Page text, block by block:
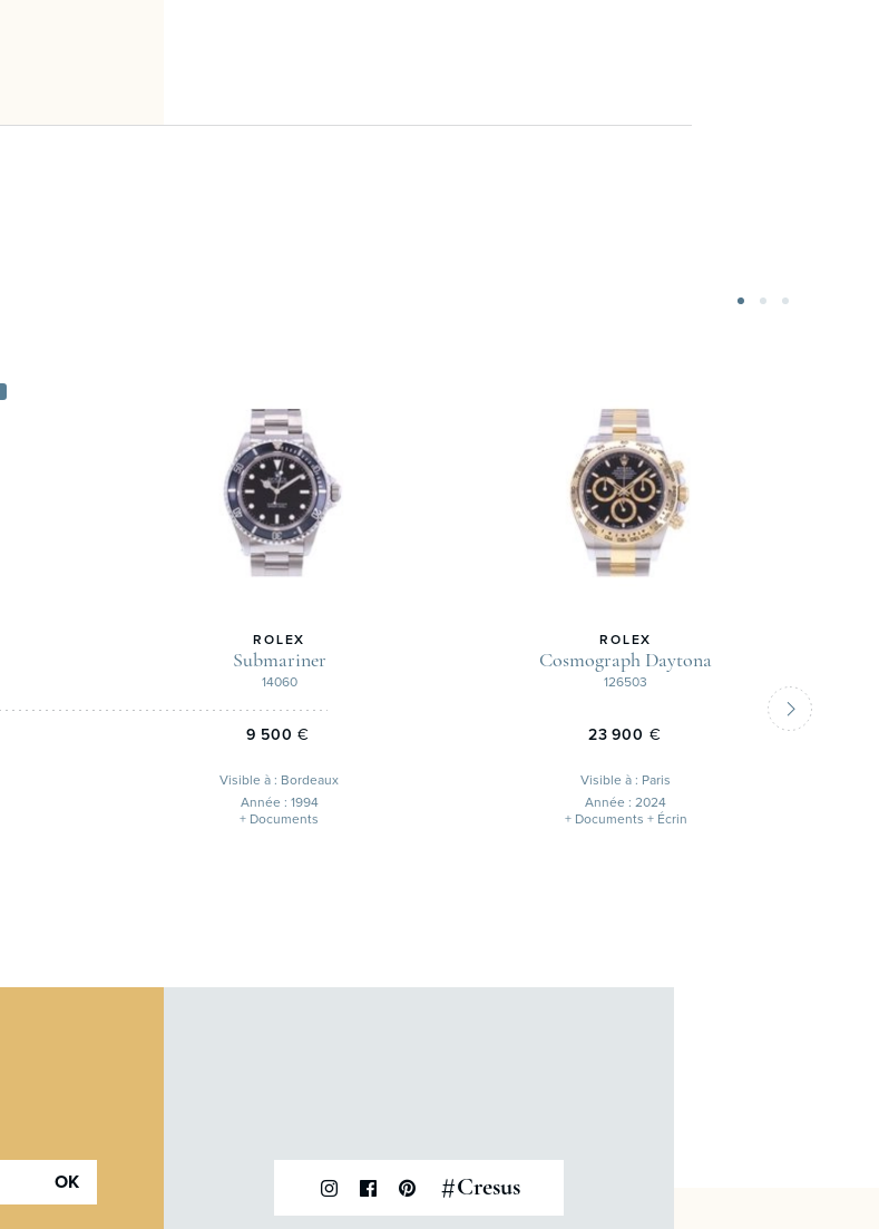
ROLEX
Submariner
14060
9 500 €
Visible à : Bordeaux
Année : 1994
+ Documents
ROLEX
Cosmograph Daytona
126503
23 900 €
Visible à : Paris
Année : 2024
+ Documents + Écrin
OK #Cresus